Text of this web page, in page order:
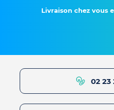
Livraison chez vous
02 23